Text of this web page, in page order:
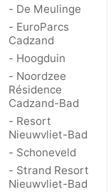
Dorp
Retranchement
Natur
Het
Zwin
Westflandern
Brügge
Gent
Die
- De Meulinge
- EuroParcs
Cadzand
- Hoogduin
- Noordzee
Résidence
Cadzand-Bad
- Resort
Nieuwvliet-Bad
- Schoneveld
- Strand Resort
Nieuwvliet-Bad